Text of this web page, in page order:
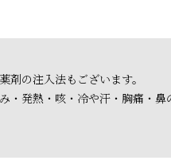
の注入法もございます。
・発熱・咳・冷や汗・胸痛・